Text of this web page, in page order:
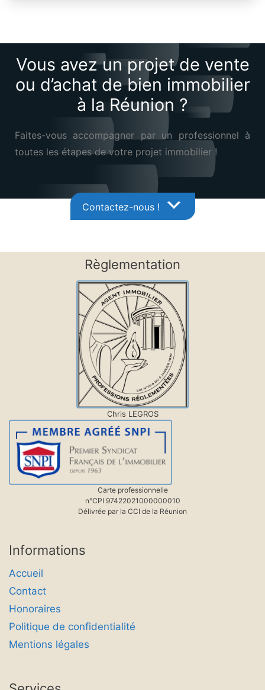
Vous avez un projet de vente
ou d’achat de bien immobilier
à la Réunion ?
Faites-vous accompagner par un professionnel à
toutes les étapes de votre projet immobilier !
Contactez-nous !
Règlementation
Chris LEGROS
Carte professionnelle
n°CPI 97422021000000010
Délivrée par la CCI de la Réunion
Informations
Accueil
Contact
Honoraires
Politique de confidentialité
Mentions légales